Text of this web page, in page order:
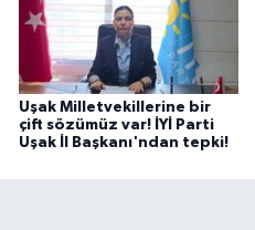
Uşak Milletvekillerine bir
çift sözümüz var! İYİ Parti
Uşak İl Başkanı'ndan tepki!